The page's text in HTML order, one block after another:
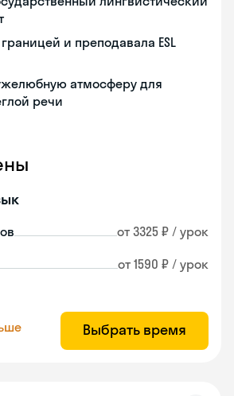
и преподавала ESL
атмосферу для
речи
от 3325 ₽ / урок
от 1590 ₽ / урок
Выбрать время